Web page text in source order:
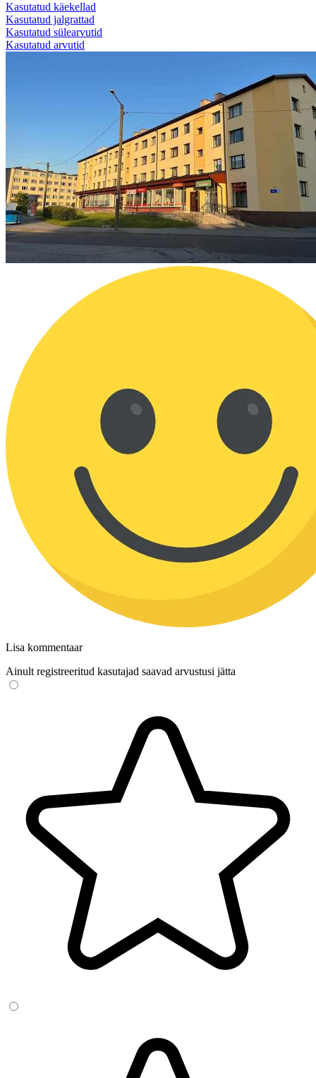
Kasutatud käekellad
Kasutatud jalgrattad
Kasutatud sülearvutid
Kasutatud arvutid
Lisa kommentaar
Ainult registreeritud kasutajad saavad arvustusi jätta